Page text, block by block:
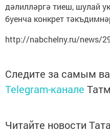
дәлилләргә тиеш, шулай
буенча конкрет
http://nabchelny.ru/news/
Следите за самым
Telegram-канале
Читайте новости